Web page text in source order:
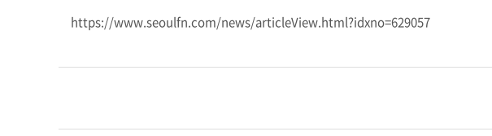
https://www.seoulfn.com/news/articleView.html?idxno=629057